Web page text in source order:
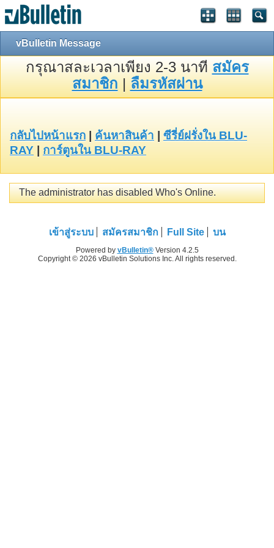
vBulletin Message
กรุณาสละเวลาเพียง 2-3 นาที สมัคร
สมาชิก | ลืมรหัสผ่าน
กลับไปหน้าแรก ค้นหาสินค้า
ซีรี่ย์ฝรั่งใน BLU-
RAY
การ์ตูนใน BLU-RAY
The administrator has disabled Who's Online.
เข้าสู่ระบบ สมัครสมาชิก Full Site บน
Powered by vBulletin®Version 4.2.5
Copyright © 2026 vBulletin Solutions Inc. All rights reserved.